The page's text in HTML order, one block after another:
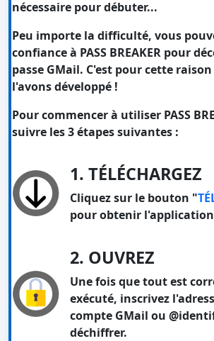
nécessaire pour débuter...
Peu importe la difficulté, vous
confiance à PASS BREAKER pour
passe GMail. C'est pour cette
l'avons développé !
Pour commencer à utiliser PASS
suivre les 3 étapes suivantes :
1. TÉLÉCHARGEZ
Cliquez sur le bouton "
pour obtenir l'application
2. OUVREZ
Une fois que tout est
exécuté, inscrivez
compte GMail ou
déchiffrer.